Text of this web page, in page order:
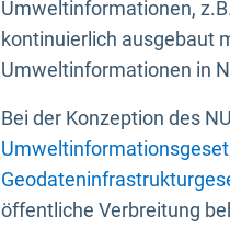
Umweltinformationen,
kontinuierlich ausgebaut
Umweltinformationen in
Bei der Konzeption des
öffentliche Verbreitung